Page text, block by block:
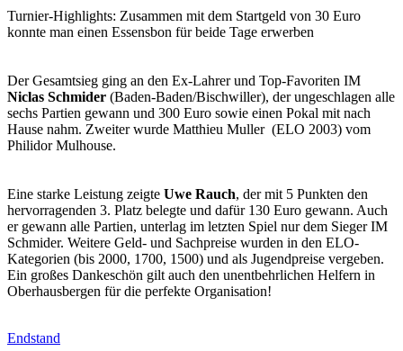
Turnier-Highlights: Zusammen mit dem Startgeld von 30 Euro
konnte man einen Essensbon für beide Tage erwerben
Der Gesamtsieg ging an den Ex-Lahrer und Top-Favoriten IM
Niclas Schmider (Baden-Baden/Bischwiller), der ungeschlagen alle
sechs Partien gewann und 300 Euro sowie einen Pokal mit nach
Hause nahm. Zweiter wurde Matthieu Muller (ELO 2003) vom
Philidor Mulhouse.
Eine starke Leistung zeigte Uwe Rauch, der mit 5 Punkten den
hervorragenden 3. Platz belegte und dafür 130 Euro gewann. Auch
er gewann alle Partien, unterlag im letzten Spiel nur dem Sieger IM
Schmider. Weitere Geld- und Sachpreise wurden in den ELO-
Kategorien (bis 2000, 1700, 1500) und als Jugendpreise vergeben.
Ein großes Dankeschön gilt auch den unentbehrlichen Helfern in
Oberhausbergen für die perfekte Organisation!
Endstand